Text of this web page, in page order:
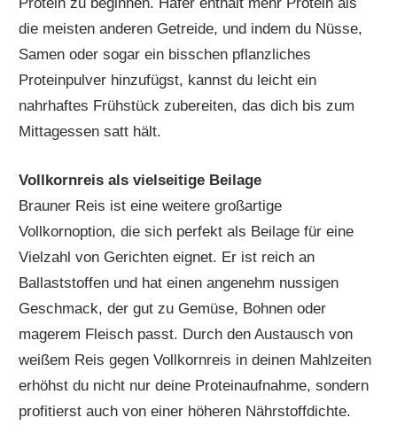
die meisten anderen Getreide, und indem du Nüsse,
Samen oder sogar ein bisschen pflanzliches
Proteinpulver hinzufügst, kannst du leicht ein
nahrhaftes Frühstück zubereiten, das dich bis zum
Mittagessen satt hält.
Vollkornreis als vielseitige Beilage
Brauner Reis ist eine weitere großartige
Vollkornoption, die sich perfekt als Beilage für eine
Vielzahl von Gerichten eignet. Er ist reich an
Ballaststoffen und hat einen angenehm nussigen
Geschmack, der gut zu Gemüse, Bohnen oder
magerem Fleisch passt. Durch den Austausch von
weißem Reis gegen Vollkornreis in deinen Mahlzeiten
erhöhst du nicht nur deine Proteinaufnahme, sondern
profitierst auch von einer höheren Nährstoffdichte.